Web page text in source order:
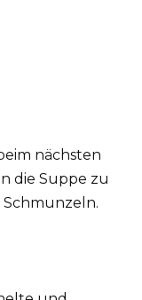
nächsten
die Suppe zu
Schmunzeln.